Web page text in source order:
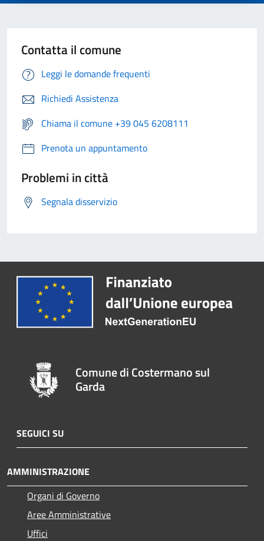
Contatta il comune
Leggi le domande frequenti
Richiedi Assistenza
Chiama il comune +39 045 6208111
Prenota un appuntamento
Problemi in città
Segnala disservizio
Comune di Costermano sul
Garda
SEGUICI SU
AMMINISTRAZIONE
Organi di Governo
Aree Amministrative
Uffici